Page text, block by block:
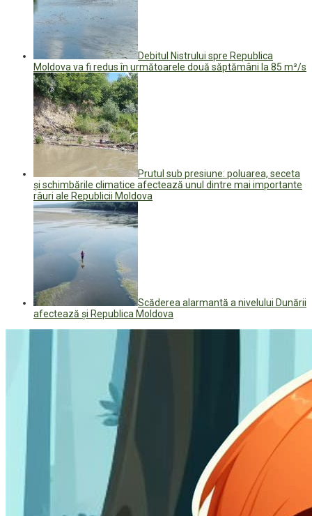
Debitul Nistrului spre Republica
Moldova va fi redus în următoarele două săptămâni la 85 m³/s
Prutul sub presiune: poluarea, seceta
și schimbările climatice afectează unul dintre mai importante
râuri ale Republicii Moldova
Scăderea alarmantă a nivelului Dunării
afectează și Republica Moldova